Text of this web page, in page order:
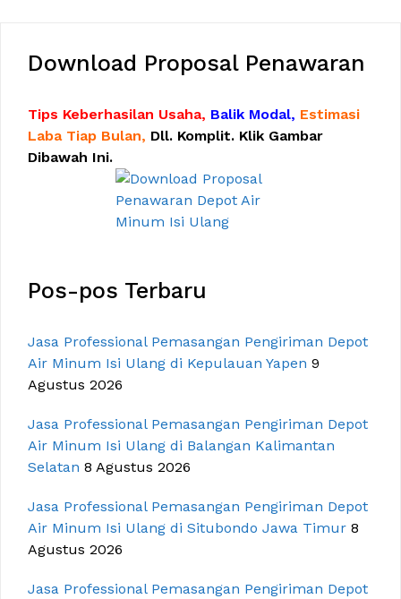
Download Proposal Penawaran
Tips Keberhasilan Usaha, Balik Modal, Estimasi
Laba Tiap Bulan, Dll. Komplit. Klik Gambar
Dibawah Ini.
Pos-pos Terbaru
Jasa Professional Pemasangan Pengiriman Depot
Air Minum Isi Ulang di Kepulauan Yapen 9
Agustus 2026
Jasa Professional Pemasangan Pengiriman Depot
Air Minum Isi Ulang di Balangan Kalimantan
Selatan 8 Agustus 2026
Jasa Professional Pemasangan Pengiriman Depot
Air Minum Isi Ulang di Situbondo Jawa Timur 8
Agustus 2026
Jasa Professional Pemasangan Pengiriman Depot